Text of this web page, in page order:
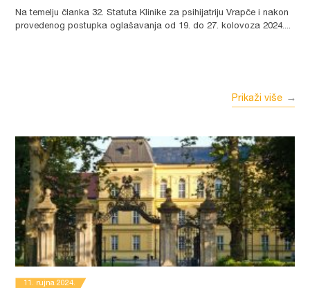
Na temelju članka 32. Statuta Klinike za psihijatriju Vrapče i nakon
provedenog postupka oglašavanja od 19. do 27. kolovoza 2024....
Prikaži više
11. rujna 2024.